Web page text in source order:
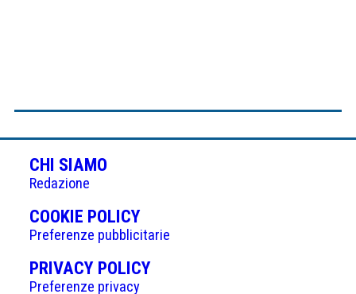
CHI SIAMO
Redazione
COOKIE POLICY(APRE
IN
UNA
NUOVA
Preferenze pubblicitarie
PRIVACY POLICY(APRE
Preferenze privacy